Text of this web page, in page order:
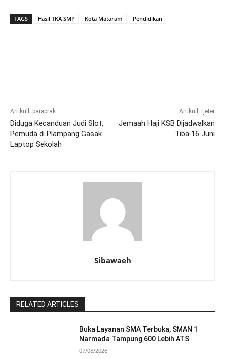
TAGS Hasil TKA SMP Kota Mataram Pendidikan
Artikulli paraprak
Diduga Kecanduan Judi Slot,
Pemuda di Plampang Gasak
Laptop Sekolah
Artikulli tjetër
Jemaah Haji KSB Dijadwalkan
Tiba 16 Juni
Sibawaeh
RELATED ARTICLES
Buka Layanan SMA Terbuka, SMAN 1
Narmada Tampung 600 Lebih ATS
07/08/2026